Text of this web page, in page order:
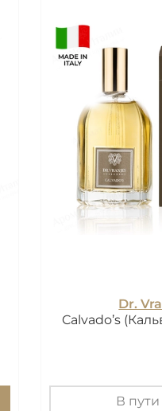
Dr.
Calvado’s
В пути